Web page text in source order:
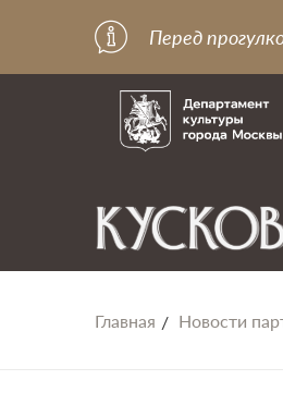
Перед
Главная Новости